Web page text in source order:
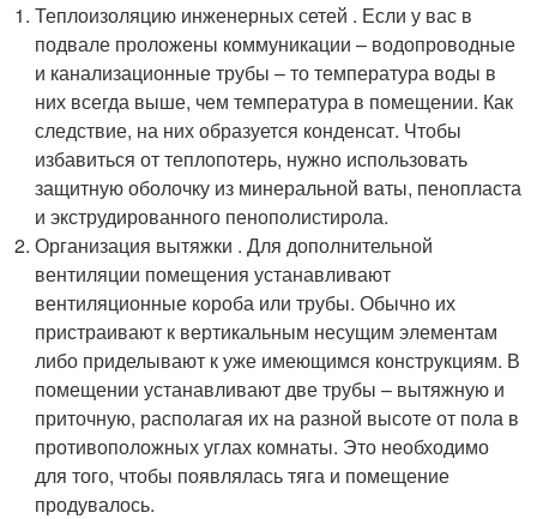
Теплоизоляцию инженерных сетей . Если у вас в
подвале проложены коммуникации – водопроводные
и канализационные трубы – то температура воды в
них всегда выше, чем температура в помещении. Как
следствие, на них образуется конденсат. Чтобы
избавиться от теплопотерь, нужно использовать
защитную оболочку из минеральной ваты, пенопласта
и экструдированного пенополистирола.
Организация вытяжки . Для дополнительной
вентиляции помещения устанавливают
вентиляционные короба или трубы. Обычно их
пристраивают к вертикальным несущим элементам
либо приделывают к уже имеющимся конструкциям. В
помещении устанавливают две трубы – вытяжную и
приточную, располагая их на разной высоте от пола в
противоположных углах комнаты. Это необходимо
для того, чтобы появлялась тяга и помещение
продувалось.